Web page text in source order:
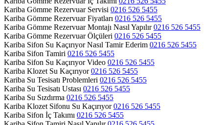
Kariba Gömme Rezervuar Servisi 0216 526 5455
Kariba Gömme Rezervuar Fiyatları 0216 526 5455
Kariba Gömme Rezervuar Montajı Nasıl Yapılır0216 526 5455
Kariba Gömme Rezervuar Ölçüleri 0216 526 5455
Kariba Sifon Su Kaçırıyor Nasıl Tamir Ederim 0216 526 5455
Kariba Sifon Tamiri 0216 526 5455
Kariba Sifon Su Kaçırıyor Video 0216 526 5455
Kariba Klozet Su Kaçırıyor0216 526 5455
Kariba Su Tesisatı Problemleri 0216 526 5455
Kariba Su Tesisatı Ustası 0216 526 5455
Kariba Su Sızdırma 0216 526 5455
Kariba Klozet Sifonu Su Kaçırıyor0216 526 5455
Kariba Sifon İç Takımı 0216 526 5455